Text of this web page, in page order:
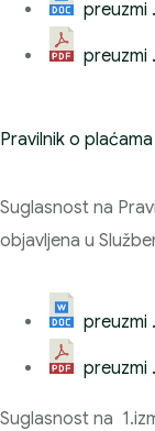
preuzmi
preuzmi
Pravilnik o
Suglasnost na
objavljena u
preuzmi
preuzmi
Suglasnost na